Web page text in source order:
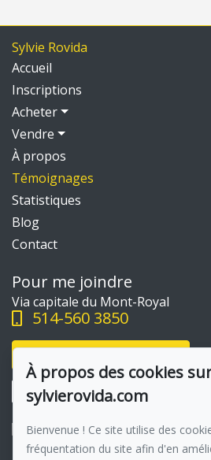
Sylvie Rovida
Accueil
Inscriptions
Acheter
Vendre
À propos
Témoignages
Statistiques
Blog
Contact
Pour me joindre
Via capitale du Mont-Royal
514-560 3850
À propos des cookies
sylvierovida.com
Bienvenue ! Ce site utilise des
fréquentation du site afin d'en